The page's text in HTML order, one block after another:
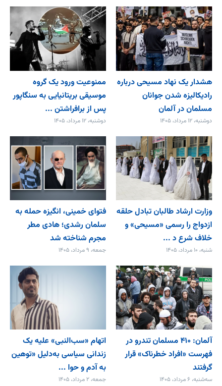
هشدار یک نهاد مسیحی درباره
رادیکالیزه شدن جوانان
مسلمان در آلمان
دوشنبه، ۱۲ مرداد، ۱۴۰۵
ممنوعیت ورود یک گروه
موسیقی بریتانیایی به سنگاپور
پس از برافراشتن ...
دوشنبه، ۱۲ مرداد، ۱۴۰۵
وزارت ارشاد طالبان تبادل حلقه
ازدواج را رسمی «مسیحی» و
خلاف شرع د ...
شنبه، ۱۰ مرداد، ۱۴۰۵
فتوای خمینی، انگیزه حمله به
سلمان رشدی؛ هادی مطر
مجرم شناخته شد
جمعه، ۹ مرداد، ۱۴۰۵
آلمان: ۴۱۰ مسلمان تندرو در
فهرست «افراد خطرناک» قرار
گرفتند
سه‌شنبه، ۶ مرداد، ۱۴۰۵
اتهام «سب‌النبی» علیه یک
زندانی سیاسی به‌دلیل «توهین
به آدم و حوا ...
جمعه، ۲ مرداد، ۱۴۰۵